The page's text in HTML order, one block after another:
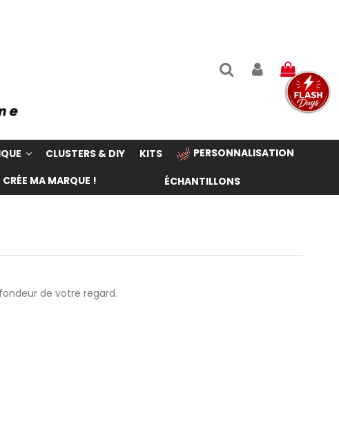
CLUSTERS & DIY KITS
PERSONNALISATION
CRÉE MA MARQUE ! ÉCHANTILLONS
de votre regard.